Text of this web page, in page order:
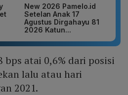
New 2026 Pamelo.id
Setelan Anak 17
Agustus Dirgahayu 81
2026 Katun...
bps atai 0,6% dari posisi
lalu atau hari
2021.